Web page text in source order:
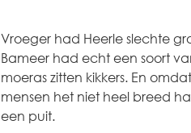
Vroeger had Heerle slechte
Bameer had echt een soort
moeras zitten kikkers. En
mensen het niet heel breed
een puit.